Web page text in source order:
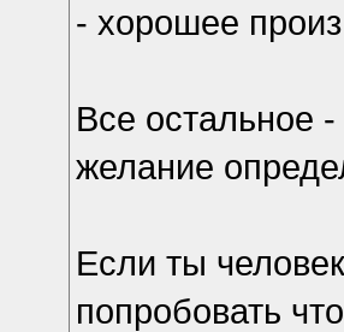
- хорошее
Все остальное
желание
Если ты
попробовать